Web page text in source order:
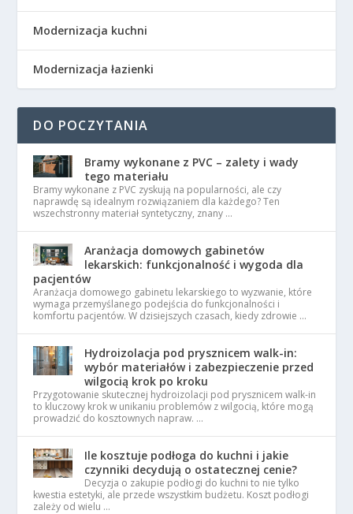
Modernizacja kuchni
Modernizacja łazienki
DO POCZYTANIA
Bramy wykonane z PVC – zalety i wady
tego materiału
Bramy wykonane z PVC zyskują na popularności, ale czy
naprawdę są idealnym rozwiązaniem dla każdego? Ten
wszechstronny materiał syntetyczny, znany …
Aranżacja domowych gabinetów
lekarskich: funkcjonalność i wygoda dla
pacjentów
Aranżacja domowego gabinetu lekarskiego to wyzwanie, które
wymaga przemyślanego podejścia do funkcjonalności i
komfortu pacjentów. W dzisiejszych czasach, kiedy zdrowie …
Hydroizolacja pod prysznicem walk-in:
wybór materiałów i zabezpieczenie przed
wilgocią krok po kroku
Przygotowanie skutecznej hydroizolacji pod prysznicem walk-in
to kluczowy krok w unikaniu problemów z wilgocią, które mogą
prowadzić do kosztownych napraw. …
Ile kosztuje podłoga do kuchni i jakie
czynniki decydują o ostatecznej cenie?
Decyzja o zakupie podłogi do kuchni to nie tylko
kwestia estetyki, ale przede wszystkim budżetu. Koszt podłogi
zależy od wielu …